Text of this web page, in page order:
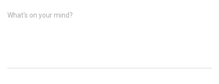
What's on your mind?